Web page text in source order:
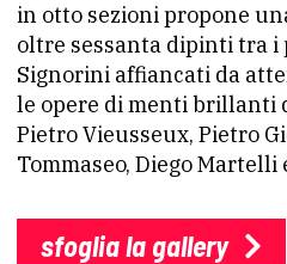
in otto sezioni propone
oltre sessanta dipinti tra i
Signorini affiancati da
le opere di menti brillanti
Pietro Vieusseux, Pietro
Tommaseo, Diego
sfoglia la gallery